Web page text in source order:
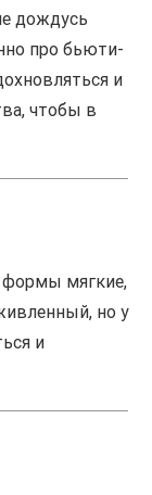
дождусь
про бьюти-
и
чтобы в
формы мягкие,
но у
и